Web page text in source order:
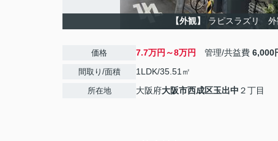
【外観】 ラピスラズリ 外
価格 7.7万円～8万円 管理/共益費 6,000
間取り/面積 1LDK/35.51㎡
所在地 大阪府大阪市西成区玉出中 ２丁目